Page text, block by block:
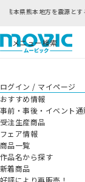
の影響につきまして
メニュー検索
ログイン / マイページ
おすすめ情報
事前・事後・イベント通
受注生産商品
フェア情報
商品一覧
作品名から探す
新着商品
好評により再販売！